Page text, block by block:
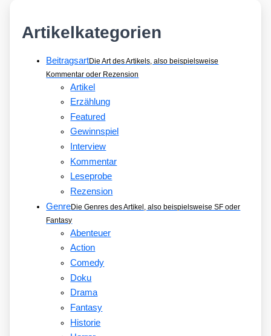
Artikelkategorien
BeitragsartDie Art des Artikels, also beispielsweise
Kommentar oder Rezension
Artikel
Erzählung
Featured
Gewinnspiel
Interview
Kommentar
Leseprobe
Rezension
GenreDie Genres des Artikel, also beispielsweise SF oder
Fantasy
Abenteuer
Action
Comedy
Doku
Drama
Fantasy
Historie